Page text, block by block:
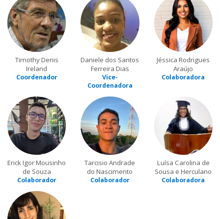
Timothy Denis
Ireland
Coordenador
Daniele dos Santos
Ferreira Dias
Vice-
Coordenadora
Jéssica Rodrigues
Araújo
Colaboradora
Erick Igor Mousinho
de Souza
Colaborador
Tarcisio Andrade
do Nascimento
Colaborador
Luísa Carolina de
Sousa e Herculano
Colaboradora